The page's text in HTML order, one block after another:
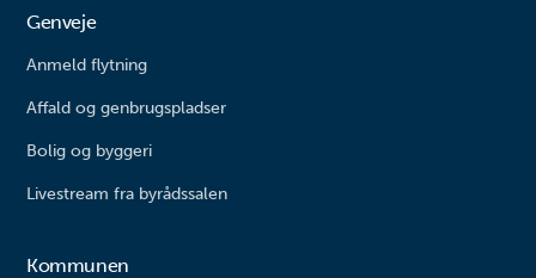
Genveje
Anmeld flytning
Affald og genbrugspladser
Bolig og byggeri
Livestream fra byrådssalen
Kommunen